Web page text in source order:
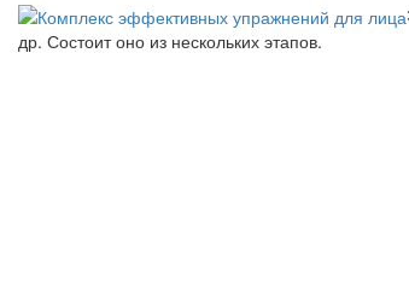
др. Состоит оно из нескольких этапов.